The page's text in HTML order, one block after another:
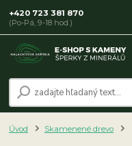
+420 723 381 870
(Po-Pá, 9-18 hod.)
Úvod Skamenené drevo